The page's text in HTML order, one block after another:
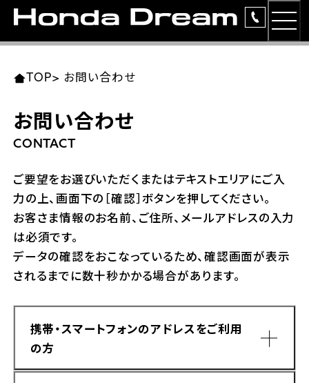
ラインアップ
安心のサービス
レンタルバイク
洋用品
イベント
お問い合わせ
TOP> お問い合わせ
お問い合わせ
CONTACT
ご要望をお選びいただくまたはテキストエリアにご入
力の上、画面下の［確認］ボタンを押してください。
お客さま情報のお名前、ご住所、メールアドレスの入力
は必須です。
データの確認をおこなっているため、確認画面が表示
されるまでに数十秒かかる場合があります。
携帯・スマートフォンのアドレスをご利用
の方
東北エリア 店舗一覧
岩手県
宮城県
ホンダドリーム 仙台泉
福島県
関東エリア 店舗一覧
東京都
ホンダドリーム 西東京
ホンダドリーム 練馬
ホンダドリーム 板橋
ホンダドリーム 大田
中部エリア 店舗一覧
愛知県
ホンダドリーム 名古屋南
ホンダドリーム 小牧
ホンダドリーム 名古屋東
ホンダドリーム 豊橋
近畿エリア 店舗一覧
大阪府
ホンダドリーム 箕面
ホンダドリーム 藤井寺
ホンダドリーム 東淀川
京都府
中国・四国エリア 店舗一覧
岡山県
広島県
ホンダドリーム 広島
徳島県
九州エリア 店舗一覧
福岡県
ホンダドリーム 福岡東
ホンダドリーム 久留米
ホンダドリーム 福岡春日
熊本県